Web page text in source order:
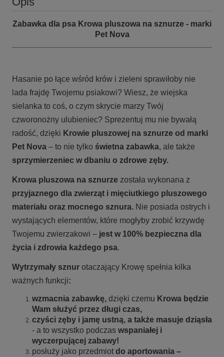
Zabawka dla psa Krowa pluszowa na sznurze - marki
Pet Nova
Hasanie po łące wśród krów i zieleni sprawiłoby nie
lada frajdę Twojemu psiakowi? Wiesz, że wiejska
sielanka to coś, o czym skrycie marzy Twój
czworonożny ulubieniec? Sprezentuj mu nie bywałą
radość, dzięki Krowie pluszowej na sznurze od marki
Pet Nova – to nie tylko świetna zabawka, ale także
sprzymierzeniec w dbaniu o zdrowe zęby.
Krowa pluszowa na sznurze została wykonana z
przyjaznego dla zwierząt i mięciutkiego pluszowego
materiału oraz mocnego sznura. Nie posiada ostrych i
wystających elementów, które mogłyby zrobić krzywdę
Twojemu zwierzakowi – jest w 100% bezpieczna dla
życia i zdrowia każdego psa.
Wytrzymały sznur otaczający Krowę spełnia kilka
ważnych funkcji:
wzmacnia zabawkę, dzięki czemu Krowa będzie
Wam służyć przez długi czas,
czyści zęby i jamę ustną, a także masuje dziąsła
- a to wszystko podczas wspaniałej i
wyczerpującej zabawy!
posłuży jako przedmiot do aportowania –